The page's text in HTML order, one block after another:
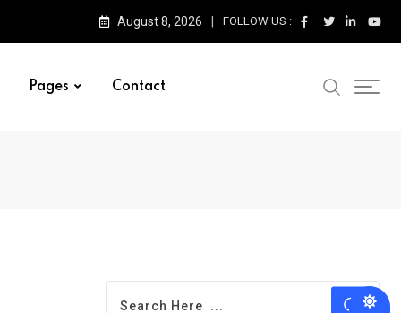
August 8, 2026 FOLLOW US :
Pages Contact